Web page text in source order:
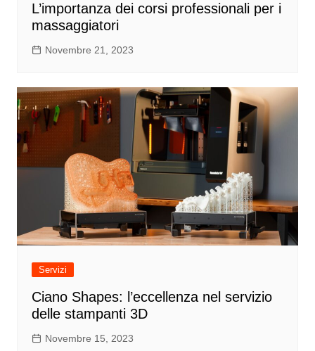
L’importanza dei corsi professionali per i
massaggiatori
Novembre 21, 2023
Servizi
Ciano Shapes: l’eccellenza nel servizio
delle stampanti 3D
Novembre 15, 2023